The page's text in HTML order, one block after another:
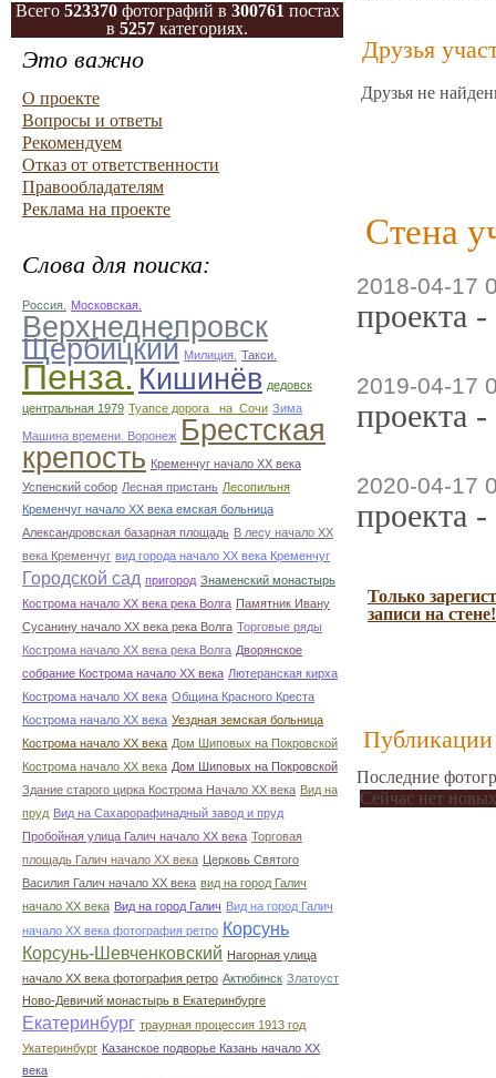
Всего 523370фотографий в 300761 постах
в 5257 категориях.
Это важно
О проекте
Вопросы и ответы
Рекомендуем
Отказ от ответственности
Правообладателям
Реклама на проекте
Слова для поиска:
Россия. Московская.
Верхнеднепровск
Щербицкий Милиция. Такси.
Пенза. Кишинёв дедовск
центральная 1979 Туапсе дорога _на_Сочи Зима
Машина времени. Воронеж Брестская
крепость Кременчуг начало ХХ века
Успенский собор Лесная пристань Лесопильня
Кременчуг начало ХХ века емская больница
Александровская базарная площадь В лесу начало ХХ
века Кременчуг вид города начало ХХ века Кременчуг
Городской сад пригород Знаменский монастырь
Кострома начало ХХ века река Волга Памятник Ивану
Сусанину начало ХХ века река Волга Торговые ряды
Кострома начало ХХ века река Волга Дворянское
собрание Кострома начало ХХ века Лютеранская кирха
Кострома начало ХХ века Община Красного Креста
Кострома начало ХХ века Уездная земская больница
Кострома начало ХХ века Дом Шиповых на Покровской
Кострома начало ХХ века Дом Шиповых на Покровской
Здание старого цирка Кострома Начало ХХ века Вид на
пруд Вид на Сахарорафинадный завод и пруд
Пробойная улица Галич начало ХХ века Торговая
площадь Галич начало ХХ века Церковь Святого
Василия Галич начало ХХ века вид на город Галич
начало ХХ века Вид на город Галич Вид на город Галич
начало ХХ века фотография ретро Корсунь
Корсунь-Шевченковский Нагорная улица
начало ХХ века фотография ретро Актюбинск Златоуст
Ново-Девичий монастырь в Екатеринбурге
Екатеринбург траурная процессия 1913 год
Укатеринбург Казанское подворье Казань начало ХХ
века
Друзья
Друзья не
Стена
2018-04-17
проекта
2019-04-17
проекта
2020-04-17
проекта
Только
записи на стене!
Публикации
Последние
Сейчас нет